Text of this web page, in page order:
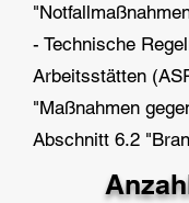
- Technische
Arbeitsstätten
"Maßnahmen
Abschnitt 6.2